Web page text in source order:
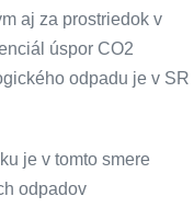
aj za prostriedok v
úspor CO2
odpadu je v SR
je v tomto smere
odpadov